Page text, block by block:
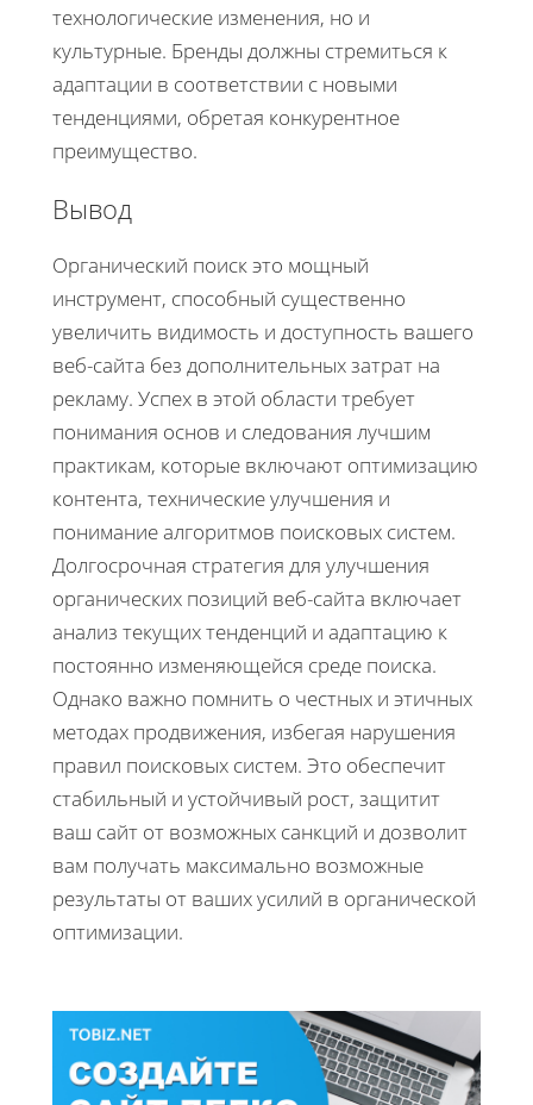
технологические изменения, но и
культурные. Бренды должны стремиться к
адаптации в соответствии с новыми
тенденциями, обретая конкурентное
преимущество.
Вывод
Органический поиск это мощный
инструмент, способный существенно
увеличить видимость и доступность вашего
веб-сайта без дополнительных затрат на
рекламу. Успех в этой области требует
понимания основ и следования лучшим
практикам, которые включают оптимизацию
контента, технические улучшения и
понимание алгоритмов поисковых систем.
Долгосрочная стратегия для улучшения
органических позиций веб-сайта включает
анализ текущих тенденций и адаптацию к
постоянно изменяющейся среде поиска.
Однако важно помнить о честных и этичных
методах продвижения, избегая нарушения
правил поисковых систем. Это обеспечит
стабильный и устойчивый рост, защитит
ваш сайт от возможных санкций и дозволит
вам получать максимально возможные
результаты от ваших усилий в органической
оптимизации.